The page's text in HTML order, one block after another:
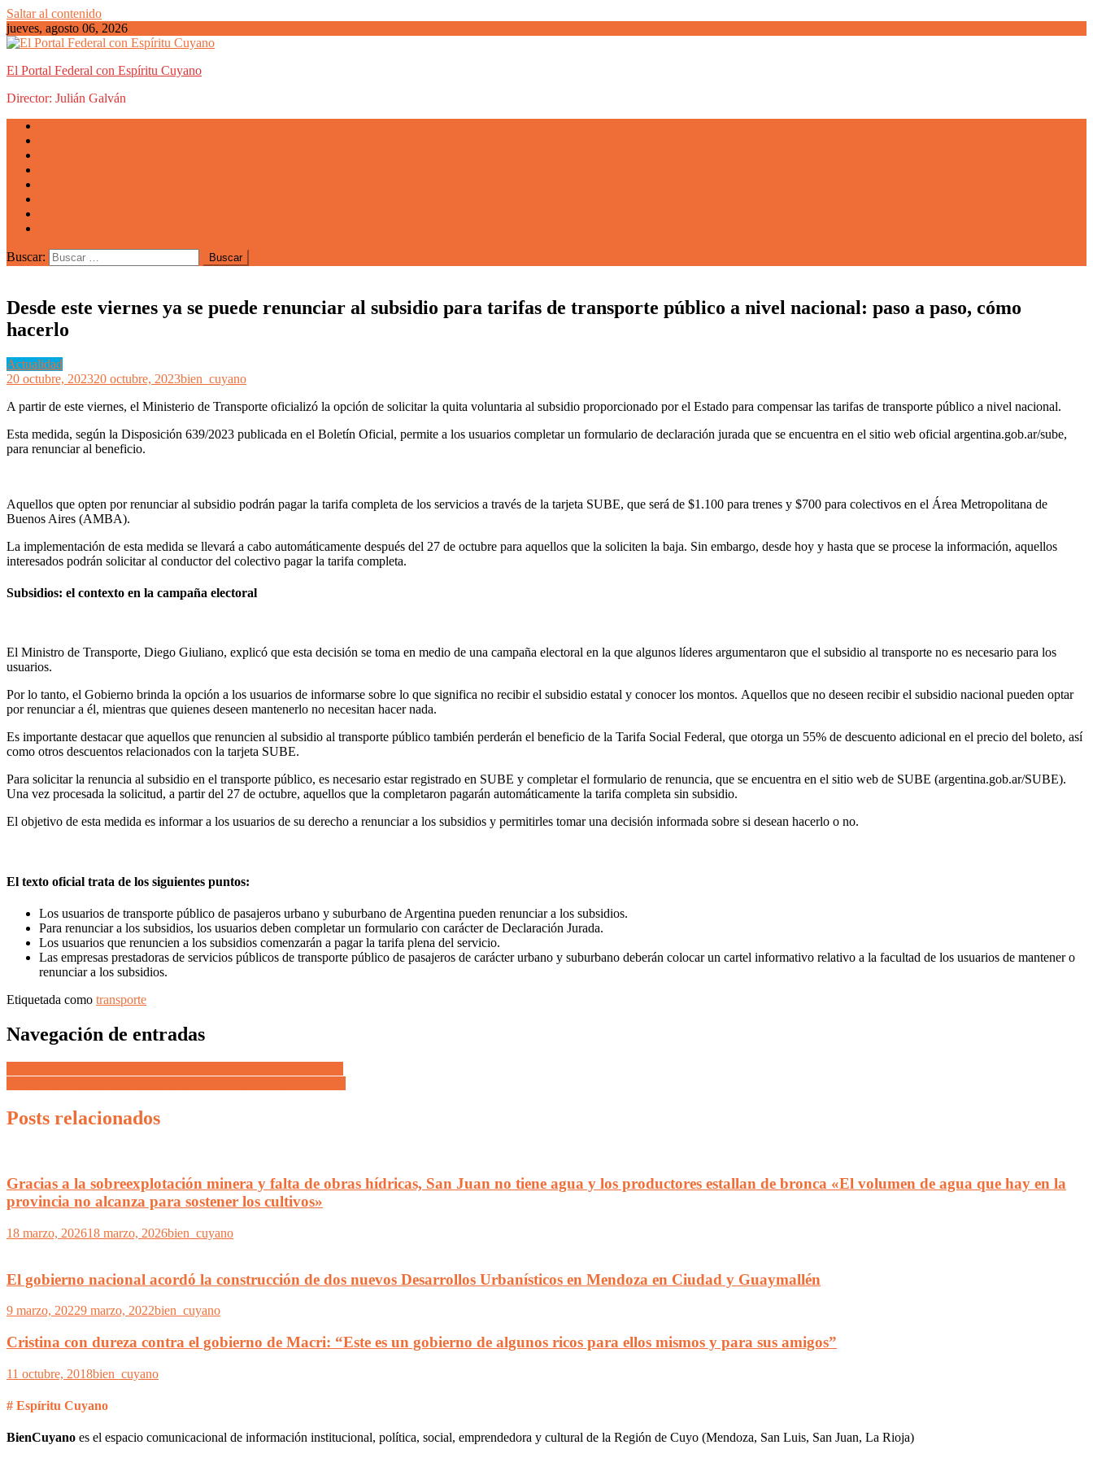
Saltar al contenido
jueves, agosto 06, 2026
El Portal Federal con Espíritu Cuyano
Director: Julián Galván
Buscar:
Desde este viernes ya se puede renunciar al subsidio para tarifas de transporte público a nivel nacional: paso a paso, cómo
hacerlo
Actualidad
20 octubre, 202320 octubre, 2023bien_cuyano
A partir de este viernes, el Ministerio de Transporte oficializó la opción de solicitar la quita voluntaria al subsidio proporcionado por el Estado para compensar las tarifas de transporte público a nivel nacional.
Esta medida, según la Disposición 639/2023 publicada en el Boletín Oficial, permite a los usuarios completar un formulario de declaración jurada que se encuentra en el sitio web oficial argentina.gob.ar/sube,
para renunciar al beneficio.
Aquellos que opten por renunciar al subsidio podrán pagar la tarifa completa de los servicios a través de la tarjeta SUBE, que será de $1.100 para trenes y $700 para colectivos en el Área Metropolitana de
Buenos Aires (AMBA).
La implementación de esta medida se llevará a cabo automáticamente después del 27 de octubre para aquellos que la soliciten la baja. Sin embargo, desde hoy y hasta que se procese la información, aquellos
interesados podrán solicitar al conductor del colectivo pagar la tarifa completa.
Subsidios: el contexto en la campaña electoral
El Ministro de Transporte, Diego Giuliano, explicó que esta decisión se toma en medio de una campaña electoral en la que algunos líderes argumentaron que el subsidio al transporte no es necesario para los
usuarios.
Por lo tanto, el Gobierno brinda la opción a los usuarios de informarse sobre lo que significa no recibir el subsidio estatal y conocer los montos. Aquellos que no deseen recibir el subsidio nacional pueden optar
por renunciar a él, mientras que quienes deseen mantenerlo no necesitan hacer nada.
Es importante destacar que aquellos que renuncien al subsidio al transporte público también perderán el beneficio de la Tarifa Social Federal, que otorga un 55% de descuento adicional en el precio del boleto, así
como otros descuentos relacionados con la tarjeta SUBE.
Para solicitar la renuncia al subsidio en el transporte público, es necesario estar registrado en SUBE y completar el formulario de renuncia, que se encuentra en el sitio web de SUBE (argentina.gob.ar/SUBE).
Una vez procesada la solicitud, a partir del 27 de octubre, aquellos que la completaron pagarán automáticamente la tarifa completa sin subsidio.
El objetivo de esta medida es informar a los usuarios de su derecho a renunciar a los subsidios y permitirles tomar una decisión informada sobre si desean hacerlo o no.
El texto oficial trata de los siguientes puntos:
Los usuarios de transporte público de pasajeros urbano y suburbano de Argentina pueden renunciar a los subsidios.
Para renunciar a los subsidios, los usuarios deben completar un formulario con carácter de Declaración Jurada.
Los usuarios que renuncien a los subsidios comenzarán a pagar la tarifa plena del servicio.
Las empresas prestadoras de servicios públicos de transporte público de pasajeros de carácter urbano y suburbano deberán colocar un cartel informativo relativo a la facultad de los usuarios de mantener o
renunciar a los subsidios.
Etiquetada como transporte
Navegación de entradas
Posts relacionados
Gracias a la sobreexplotación minera y falta de obras hídricas, San Juan no tiene agua y los productores estallan de bronca «El volumen de agua que hay en la
provincia no alcanza para sostener los cultivos»
18 marzo, 202618 marzo, 2026bien_cuyano
El gobierno nacional acordó la construcción de dos nuevos Desarrollos Urbanísticos en Mendoza en Ciudad y Guaymallén
9 marzo, 20229 marzo, 2022bien_cuyano
Cristina con dureza contra el gobierno de Macri: “Este es un gobierno de algunos ricos para ellos mismos y para sus amigos”
11 octubre, 2018bien_cuyano
# Espíritu Cuyano
BienCuyano es el espacio comunicacional de información institucional, política, social, emprendedora y cultural de la Región de Cuyo (Mendoza, San Luis, San Juan, La Rioja)